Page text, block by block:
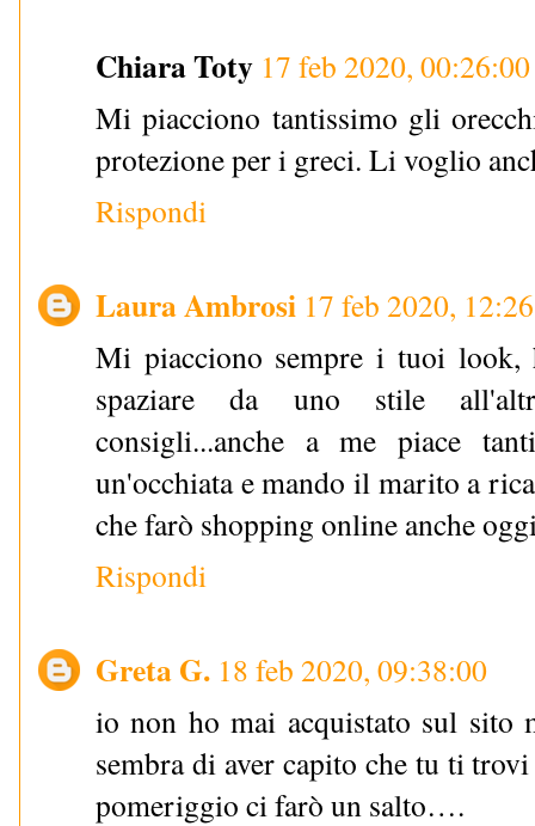
Chiara Toty 17 feb 2020, 00:26:00
Mi piacciono tantissimo gli
protezione per i greci. Li voglio
Rispondi
Laura Ambrosi 17 feb 2020,
Mi piacciono sempre i tuoi look,
spaziare da uno stile
consigli...anche a me piace
un'occhiata e mando il marito a
che farò shopping online anche
Rispondi
Greta G. 18 feb 2020, 09:38:00
io non ho mai acquistato sul sito
sembra di aver capito che tu ti
pomeriggio ci farò un salto….